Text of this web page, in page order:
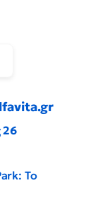
26
Το